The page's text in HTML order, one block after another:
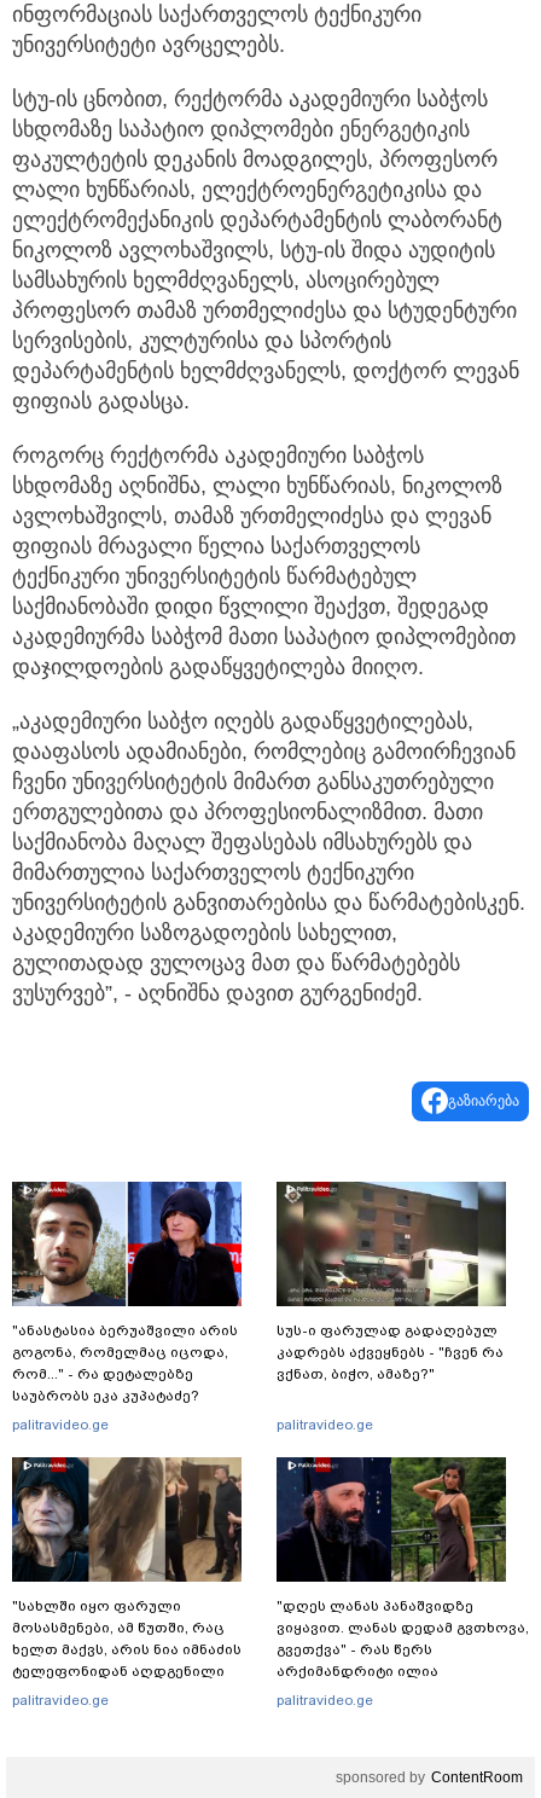
ინფორმაციას საქართველოს ტექნიკური
უნივერსიტეტი ავრცელებს.
სტუ-ის ცნობით, რექტორმა აკადემიური საბჭოს
სხდომაზე საპატიო დიპლომები ენერგეტიკის
ფაკულტეტის დეკანის მოადგილეს, პროფესორ
ლალი ხუნწარიას, ელექტროენერგეტიკისა და
ელექტრომექანიკის დეპარტამენტის ლაბორანტ
ნიკოლოზ ავლოხაშვილს, სტუ-ის შიდა აუდიტის
სამსახურის ხელმძღვანელს, ასოცირებულ
პროფესორ თამაზ ურთმელიძესა და სტუდენტური
სერვისების, კულტურისა და სპორტის
დეპარტამენტის ხელმძღვანელს, დოქტორ ლევან
ფიფიას გადასცა.
როგორც რექტორმა აკადემიური საბჭოს
სხდომაზე აღნიშნა, ლალი ხუნწარიას, ნიკოლოზ
ავლოხაშვილს, თამაზ ურთმელიძესა და ლევან
ფიფიას მრავალი წელია საქართველოს
ტექნიკური უნივერსიტეტის წარმატებულ
საქმიანობაში დიდი წვლილი შეაქვთ, შედეგად
აკადემიურმა საბჭომ მათი საპატიო დიპლომებით
დაჯილდოების გადაწყვეტილება მიიღო.
„აკადემიური საბჭო იღებს გადაწყვეტილებას,
დააფასოს ადამიანები, რომლებიც გამოირჩევიან
ჩვენი უნივერსიტეტის მიმართ განსაკუთრებული
ერთგულებითა და პროფესიონალიზმით. მათი
საქმიანობა მაღალ შეფასებას იმსახურებს და
მიმართულია საქართველოს ტექნიკური
უნივერსიტეტის განვითარებისა და წარმატებისკენ.
აკადემიური საზოგადოების სახელით,
გულითადად ვულოცავ მათ და წარმატებებს
ვუსურვებ”, - აღნიშნა დავით გურგენიძემ.
გაზიარება
"ანასტასია ბერუაშვილი არის
გოგონა, რომელმაც იცოდა,
რომ..." - რა დეტალებზე
საუბრობს ეკა კუპატაძე?
palitravideo.ge
"სახლში იყო ფარული
მოსასმენები, ამ წუთში, რაც
ხელთ მაქვს, არის ნია იმნაძის
ტელეფონიდან აღდგენილი
მასალები, არის ანძები,
palitravideo.ge
სუს-ი ფარულად გადაღებულ
კადრებს აქვეყნებს - "ჩვენ რა
ვქნათ, ბიჭო, ამაზე?"
palitravideo.ge
"დღეს ლანას პანაშვიდზე
ვიყავით. ლანას დედამ გვთხოვა,
გვეთქვა" - რას წერს
არქიმანდრიტი ილია
თოლორაია სოციალურ
palitravideo.ge
sponsored by ContentRoom